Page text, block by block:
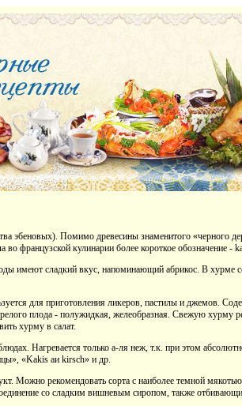
эбеновых). Помимо древесины знаменитого «черного
французской кулинарии более короткое обозначение -
имеют сладкий вкус, напоминающий абрикос. В хурме
для приготовления ликеров, пастилы и джемов.
плода - полужидкая, желеобразная. Свежую хурму
хурму в салат.
Нагревается только а-ля неж, т.к. при этом
«Kakis аи kirsch» и др.
Можно рекомендовать сорта с наиболее темной
со сладким вишневым сиропом, также